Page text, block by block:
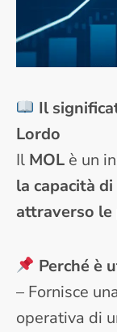
Il
Lordo
Il MOL è un
la capacità
attraverso
Perché è
– Fornisce
operativa di